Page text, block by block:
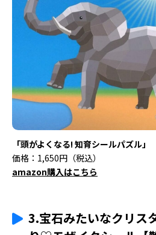
「頭がよくなる! 知育シールパズル」
価格：1,650円（税込）
amazon購入はこちら
3.宝石みたいなクリス